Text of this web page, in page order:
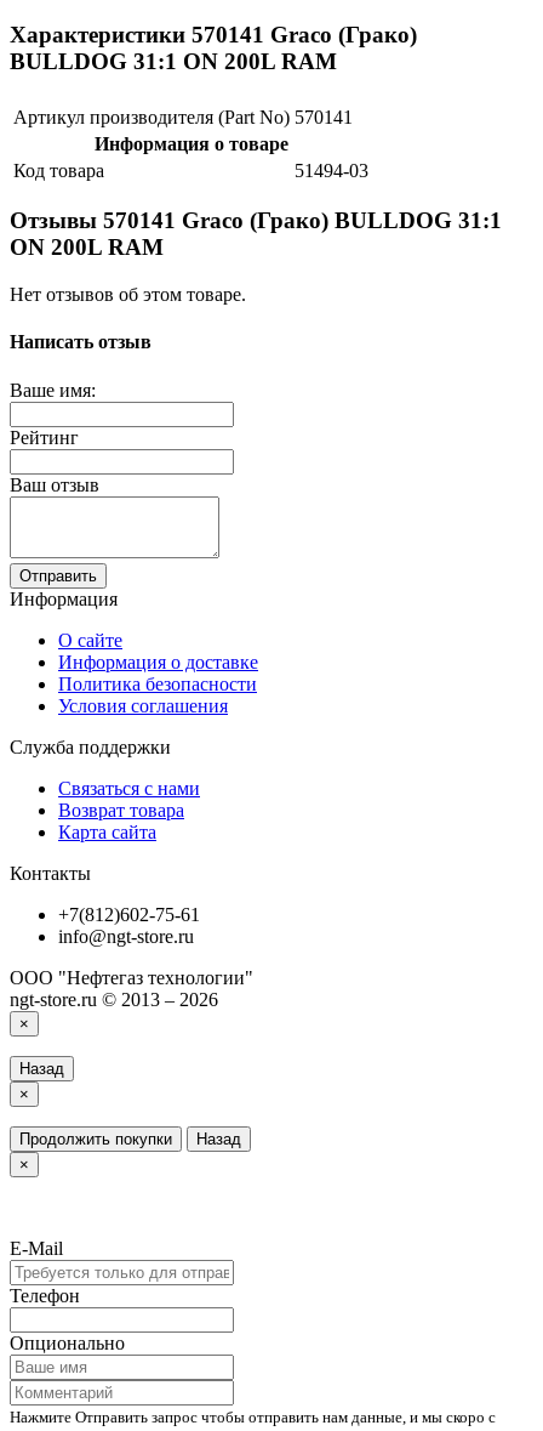
Характеристики 570141 Graco (Грако)
BULLDOG 31:1 ON 200L RAM
Артикул производителя (Part No) 570141
Информация о товаре
Код товара
51494-03
Отзывы 570141 Graco (Грако) BULLDOG 31:1
ON 200L RAM
Нет отзывов об этом товаре.
Написать отзыв
Ваше имя:
Рейтинг
Ваш отзыв
Отправить
Информация
О сайте
Информация о доставке
Политика безопасности
Условия соглашения
Служба поддержки
Связаться с нами
Возврат товара
Карта сайта
Контакты
+7(812)602-75-61
info@ngt-store.ru
ООО "Нефтегаз технологии"
ngt-store.ru © 2013 – 2026
×
Назад
×
Продолжить покупки
Назад
×
E-Mail
Телефон
Опционально
Нажмите Отправить запрос чтобы отправить нам данные, и мы скоро с